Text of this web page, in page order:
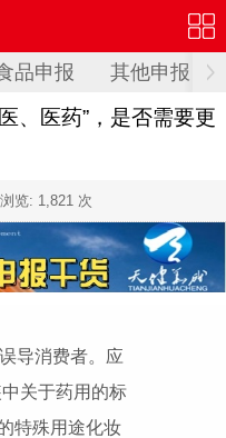
品申报 其他申报
、医药”，是否需要更
浏览: 1,821 次
导消费者。应
关于药用的标
特殊用途化妆